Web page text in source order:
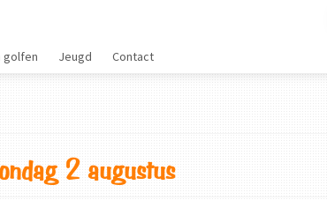
golfen Jeugd Contact
2 augustus